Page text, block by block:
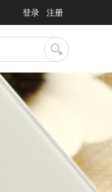
登录 注册